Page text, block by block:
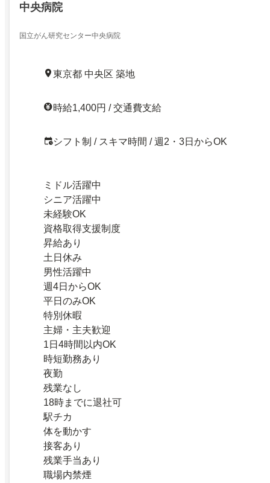
中央病院
国立がん研究センター中央病院
東京都 中央区 築地
時給1,400円 / 交通費支給
シフト制 / スキマ時間 / 週2・3日からOK
ミドル活躍中
シニア活躍中
未経験OK
資格取得支援制度
昇給あり
土日休み
男性活躍中
週4日からOK
平日のみOK
特別休暇
主婦・主夫歓迎
1日4時間以内OK
時短勤務あり
夜勤
残業なし
18時までに退社可
駅チカ
体を動かす
接客あり
残業手当あり
職場内禁煙